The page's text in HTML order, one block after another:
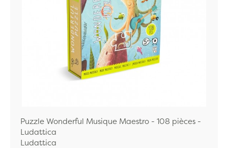
Puzzle Wonderful Musique Maestro - 108 pièces -
Ludattica
Ludattica